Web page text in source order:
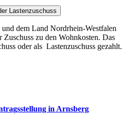
Lastenzuschuss
dem Land Nordrhein-Westfalen
zu den Wohnkosten. Das
oder als Lastenzuschuss gezahlt.
in Arnsberg